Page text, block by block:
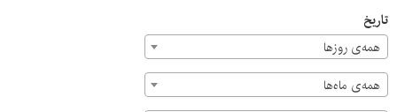
تاریخ
همه‌ی روزها
همه‌ی ماه‌ها